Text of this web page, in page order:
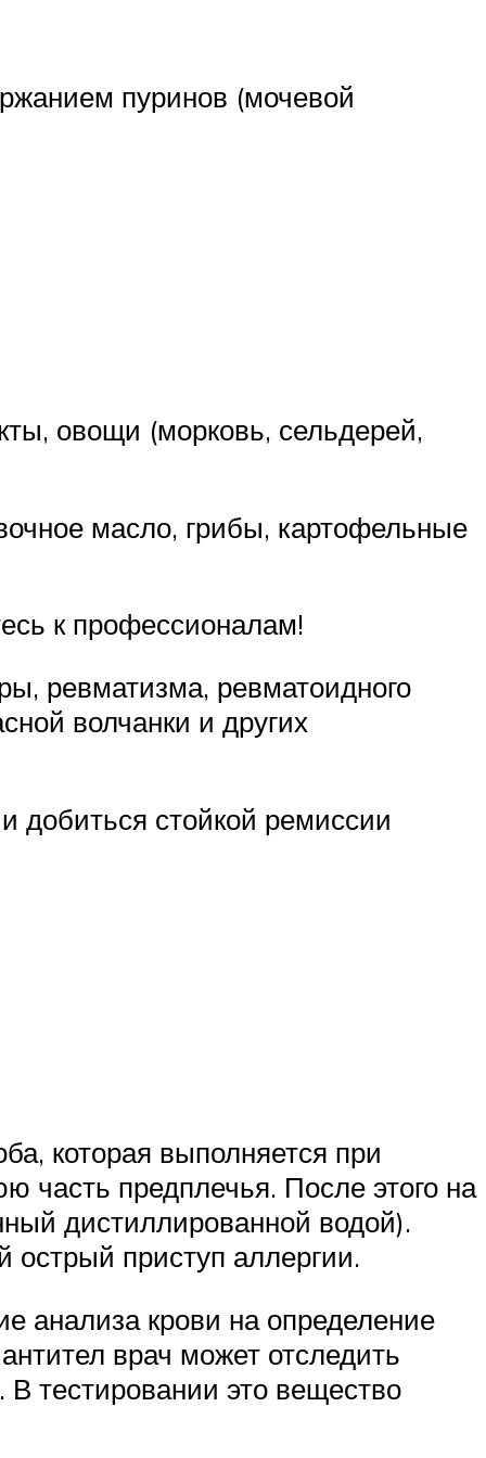
пуринов (мочевой
овощи (морковь, сельдерей,
масло, грибы, картофельные
к профессионалам!
ревматизма, ревматоидного
волчанки и других
добиться стойкой ремиссии
которая выполняется при
часть предплечья. После этого на
дистиллированной водой).
приступ аллергии.
анализа крови на определение
врач может отследить
тестировании это вещество